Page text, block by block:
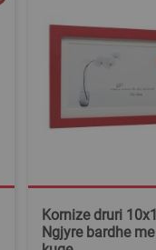
Kornize druri
Ngjyre bardhe